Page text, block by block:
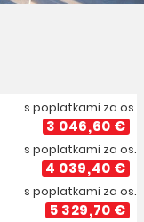
s poplatkami za os.
3 046,60 €
s poplatkami za os.
4 039,40 €
s poplatkami za os.
5 329,70 €